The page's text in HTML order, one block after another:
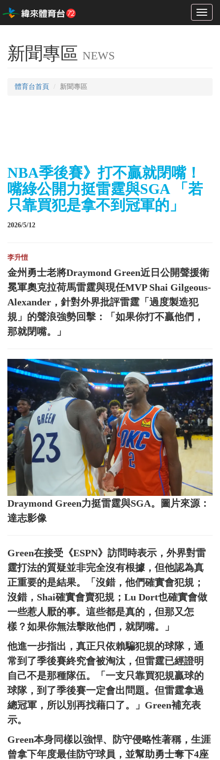
Toggle
新聞專區 NEWS
體育台首頁 新聞專區
NBA季後賽》打不贏就閉嘴！
嘴綠公開力挺雷霆與SGA 「若
只靠買犯是拿不到冠軍的」
2026/5/12
李升愷
金州勇士老將Draymond Green近日公開聲援衛
冕軍奧克拉荷馬雷霆與現任MVP Shai Gilgeous-
Alexander，針對外界批評雷霆「過度製造犯
規」的聲浪強勢回擊：「如果你打不贏他們，
那就閉嘴。」
Draymond Green力挺雷霆與SGA。圖片來源：
達志影像
Green在接受《ESPN》訪問時表示，外界對雷
霆打法的質疑並非完全沒有根據，但他認為真
正重要的是結果。「沒錯，他們確實會犯規；
沒錯，Shai確實會賣犯規；Lu Dort也確實會做
一些惹人厭的事。這些都是真的，但那又怎
樣？如果你無法擊敗他們，就閉嘴。」
他進一步指出，真正只依賴騙犯規的球隊，通
常到了季後賽終究會被淘汰，但雷霆已經證明
自己不是那種隊伍。「一支只靠買犯規贏球的
球隊，到了季後賽一定會出問題。但雷霆拿過
總冠軍，所以別再找藉口了。」Green補充表
示。
Green本身同樣以強悍、防守侵略性著稱，生涯
曾拿下年度最佳防守球員，並幫助勇士奪下4座